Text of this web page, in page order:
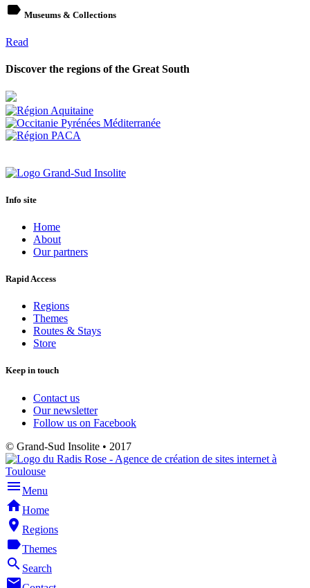
label Museums & Collections
Read
Discover the regions of the Great South
Info site
Home
About
Our partners
Rapid Access
Regions
Themes
Routes & Stays
Store
Keep in touch
Contact us
Our newsletter
Follow us on Facebook
© Grand-Sud Insolite • 2017
menuMenu
homeHome
place Regions
labelThemes
search Search
mail